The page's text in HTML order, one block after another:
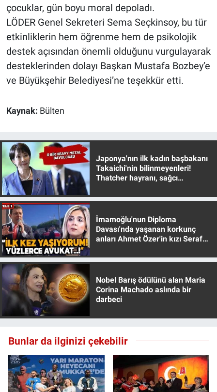
çocuklar, gün boyu moral depoladı.
LÖDER Genel Sekreteri Sema Seçkinsoy, bu tür
etkinliklerin hem öğrenme hem de psikolojik
destek açısından önemli olduğunu vurgulayarak
desteklerinden dolayı Başkan Mustafa Bozbey’e
ve Büyükşehir Belediyesi’ne teşekkür etti.
Kaynak: Bülten
Japonya'nın ilk kadın başbakanı
Takaichi'nin bilinmeyenleri!
Thatcher hayranı, sağcı
İmamoğlu'nun Diploma
Davası'nda yaşanan korkunç
anları Ahmet Özer'in kızı Seraf
Nobel Barış ödülünü alan Maria
Corina Machado aslında bir
darbeci
Bunlar da ilginizi çekebilir
Programlar
Sağlık
Spor
Teknoloji
Türkiye'nin Geleceği
Yerel Gündem
Yerel Yaşam
Canlı Yayın